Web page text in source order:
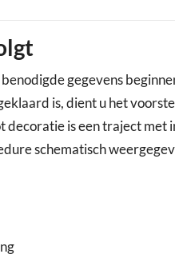
gegevens
is, dient u het
decoratie is een traject met
schematisch